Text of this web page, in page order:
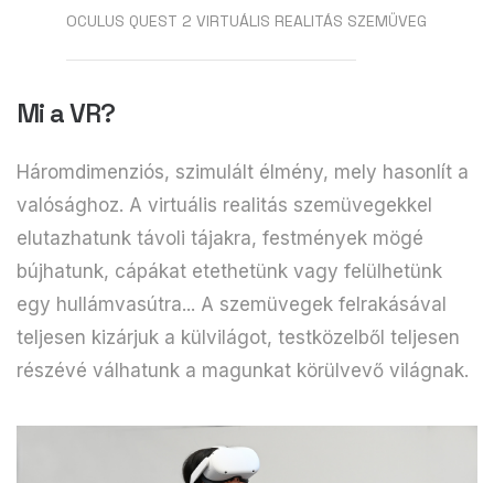
OCULUS QUEST 2 VIRTUÁLIS REALITÁS SZEMÜVEG
Mi a VR?
Háromdimenziós, szimulált élmény, mely hasonlít a
valósághoz. A virtuális realitás szemüvegekkel
elutazhatunk távoli tájakra, festmények mögé
bújhatunk, cápákat etethetünk vagy felülhetünk
egy hullámvasútra... A szemüvegek felrakásával
teljesen kizárjuk a külvilágot, testközelből teljesen
részévé válhatunk a magunkat körülvevő világnak.